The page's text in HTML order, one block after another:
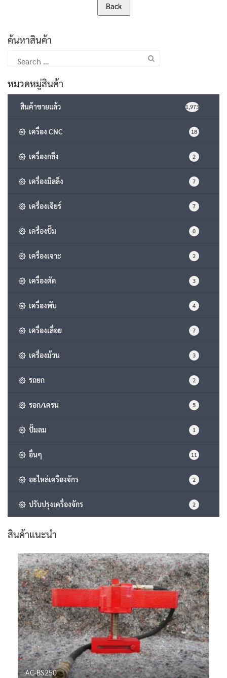
ค้นหาสินค้า
for:
หมวดหมู่สินค้า
สินค้าขายแล้ว 1,973
เครื่อง CNC 18
เครื่องกลึง 2
เครื่องมิลลิ่ง 7
เครื่องเจียร์ 7
เครื่องปั๊ม 0
เครื่องเจาะ 2
เครื่องตัด 3
เครื่องพับ 4
เครื่องเลื่อย 7
เครื่องม้วน 3
รถยก 2
รอก/เครน 5
ปั๊มลม 1
อื่นๆ 11
อะไหล่เครื่องจักร 2
ปรับปรุงเครื่องจักร 2
สินค้าแนะนำ
AC-BS250